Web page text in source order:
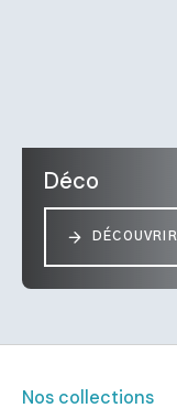
Déco
DÉCOUVRIR
Nos collections